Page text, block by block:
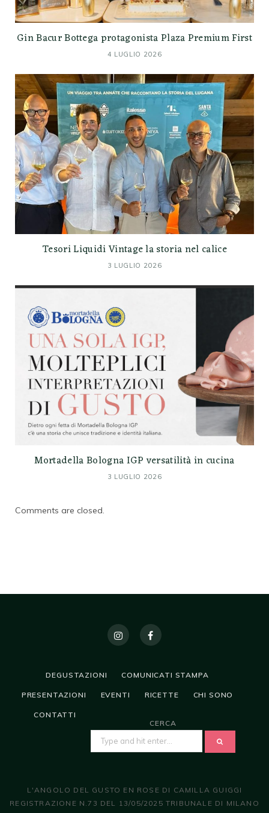
Gin Bacur Bottega protagonista Plaza Premium First
4 LUGLIO 2026
Tesori Liquidi Vintage la storia nel calice
3 LUGLIO 2026
Mortadella Bologna IGP versatilità in cucina
3 LUGLIO 2026
Comments are closed.
DEGUSTAZIONI COMUNICATI STAMPA
PRESENTAZIONI EVENTI RICETTE CHI SONO
CONTATTI
CERCA
L'ANGOLO DEL GUSTO EN ROSE DI CAMILLA GUIGGI
REGISTRAZIONE N.73 DEL 13/05/2025 TRIBUNALE DI MILANO